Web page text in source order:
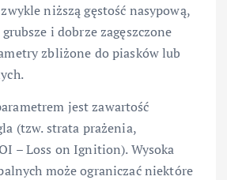
niższą gęstość nasypową,
i dobrze zagęszczone
zbliżone do piasków lub
jest zawartość
(tzw. strata prażenia,
– Loss on Ignition). Wysoka
może ograniczać niektóre